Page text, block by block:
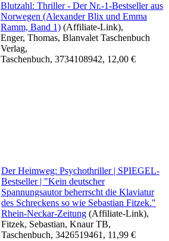
Blutzahl: Thriller - Der Nr.-1-Bestseller aus
Norwegen (Alexander Blix und Emma
Ramm, Band 1) (Affiliate-Link),
Enger, Thomas, Blanvalet Taschenbuch
Verlag,
Taschenbuch, 3734108942, 12,00 €
Der Heimweg: Psychothriller | SPIEGEL-
Bestseller | "Kein deutscher
Spannungsautor beherrscht die Klaviatur
des Schreckens so wie Sebastian Fitzek."
Rhein-Neckar-Zeitung (Affiliate-Link),
Fitzek, Sebastian, Knaur TB,
Taschenbuch, 3426519461, 11,99 €